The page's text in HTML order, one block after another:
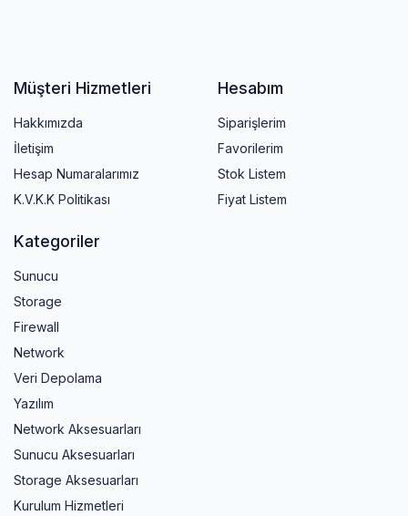
Müşteri Hizmetleri
Hakkımızda
İletişim
Hesap Numaralarımız
K.V.K.K Politikası
Hesabım
Siparişlerim
Favorilerim
Stok Listem
Fiyat Listem
Kategoriler
Sunucu
Storage
Firewall
Network
Veri Depolama
Yazılım
Network Aksesuarları
Sunucu Aksesuarları
Storage Aksesuarları
Kurulum Hizmetleri